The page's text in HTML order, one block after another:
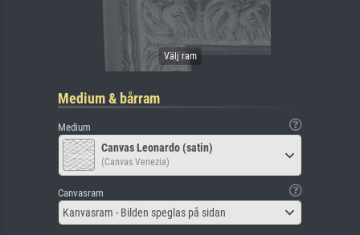
Medium & bårram
Medium
Canvas Leonardo (satin)
(Canvas Venezia)
Canvasram
Kanvasram - Bilden speglas på sidan